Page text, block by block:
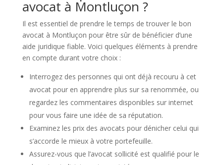
avocat à Montluçon ?
Il est essentiel de prendre le temps de trouver le bon
avocat à Montluçon pour être sûr de bénéficier d’une
aide juridique fiable. Voici quelques éléments à prendre
en compte durant votre choix :
Interrogez des personnes qui ont déjà recouru à cet
avocat pour en apprendre plus sur sa renommée, ou
regardez les commentaires disponibles sur internet
pour vous faire une idée de sa réputation.
Examinez les prix des avocats pour dénicher celui qui
s’accorde le mieux à votre portefeuille.
Assurez-vous que l’avocat sollicité est qualifié pour le